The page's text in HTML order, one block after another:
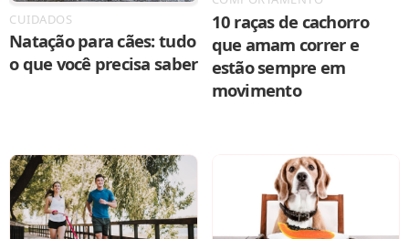
CUIDADOS
Natação para cães: tudo
o que você precisa saber
10 raças de cachorro
que amam correr e
estão sempre em
movimento